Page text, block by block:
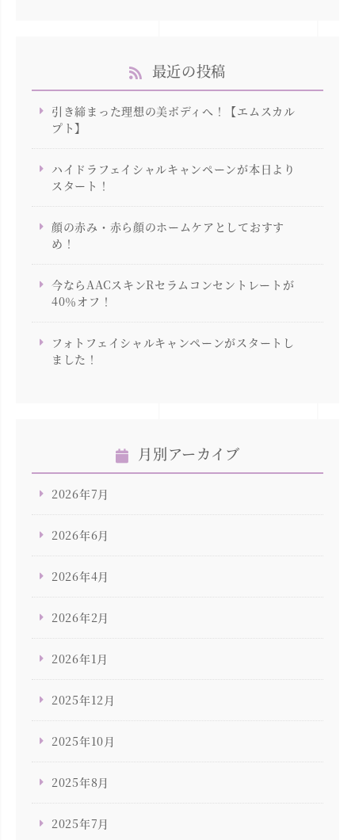
最近の投稿
引き締まった理想の美ボディへ！【エムスカル
プト】
ハイドラフェイシャルキャンペーンが本日より
スタート！
顔の赤み・赤ら顔のホームケアとしておすす
め！
今ならAACスキンRセラムコンセントレートが
40％オフ！
フォトフェイシャルキャンペーンがスタートし
ました！
月別アーカイブ
2026年7月
2026年6月
2026年4月
2026年2月
2026年1月
2025年12月
2025年10月
2025年8月
2025年7月